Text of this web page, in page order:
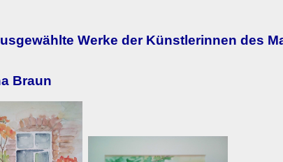
Werke der Künstlerinnen des
Braun